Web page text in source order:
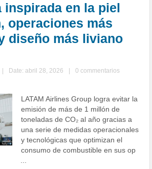
inspirada en la piel
operaciones más
diseño más liviano
Date: abril 28, 2026
0 commentarios
LATAM Airlines Group logra evitar la
emisión de más de 1 millón de
toneladas de CO₂ al año gracias a
una serie de medidas operacionales
y tecnológicas que optimizan el
consumo de combustible en sus op
...